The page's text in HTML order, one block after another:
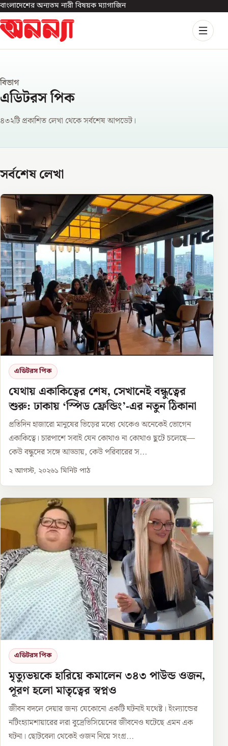
বাংলাদেশের অন্যতম নারী বিষয়ক ম্যাগাজিন
বিভাগ
এডিটরস পিক
৪৩২টি প্রকাশিত লেখা থেকে সর্বশেষ আপডেট।
সর্বশেষ লেখা
এডিটরস পিক
যেথায় একাকিত্বের শেষ, সেখানেই বন্ধুত্বের
শুরু: ঢাকায় ‘স্পিড ফ্রেন্ডিং’-এর নতুন ঠিকানা
প্রতিদিন হাজারো মানুষের ভিড়ের মধ্যে থেকেও অনেকেই ভোগেন
একাকিত্বে। চারপাশে সবাই যেন কোথাও না কোথাও ছুটে চলেছে—
কেউ বন্ধুদের সঙ্গে আড্ডায়, কেউ পরিবারের স...
২ আগস্ট, ২০২৬১ মিনিট পাঠ
এডিটরস পিক
মৃত্যুভয়কে হারিয়ে কমালেন ৩৪৩ পাউন্ড ওজন,
পূরণ হলো মাতৃত্বের স্বপ্নও
জীবন বদলে দেয়ার জন্য যেকোনো একটি ঘটনাই যথেষ্ট। ইংল্যান্ডের
নটিংহ্যামশায়ারের লরা বুদ্রেভিসিয়েনের জীবনেও ঘটেছে এমন এক
ঘটনা। ছোটবেলা থেকেই ওজন নিয়ে সংগ্র...